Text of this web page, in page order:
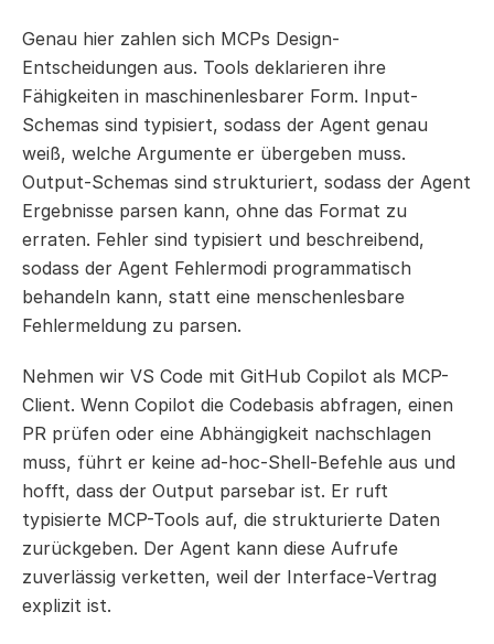
Genau hier zahlen sich MCPs Design-
Entscheidungen aus. Tools deklarieren ihre
Fähigkeiten in maschinenlesbarer Form. Input-
Schemas sind typisiert, sodass der Agent genau
weiß, welche Argumente er übergeben muss.
Output-Schemas sind strukturiert, sodass der Agent
Ergebnisse parsen kann, ohne das Format zu
erraten. Fehler sind typisiert und beschreibend,
sodass der Agent Fehlermodi programmatisch
behandeln kann, statt eine menschenlesbare
Fehlermeldung zu parsen.
Nehmen wir VS Code mit GitHub Copilot als MCP-
Client. Wenn Copilot die Codebasis abfragen, einen
PR prüfen oder eine Abhängigkeit nachschlagen
muss, führt er keine ad-hoc-Shell-Befehle aus und
hofft, dass der Output parsebar ist. Er ruft
typisierte MCP-Tools auf, die strukturierte Daten
zurückgeben. Der Agent kann diese Aufrufe
zuverlässig verketten, weil der Interface-Vertrag
explizit ist.